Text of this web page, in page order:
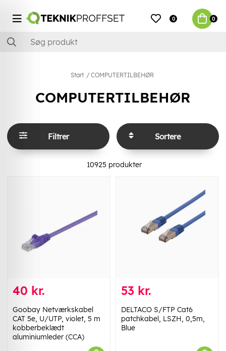
0 0
Start COMPUTERTILBEHØR
COMPUTERTILBEHØR
Filtrer Sortere
10925 produkter
40 kr.
Goobay Netværkskabel
CAT 5e, U/UTP, violet, 5 m
kobberbeklædt
aluminiumleder (CCA)
53 kr.
DELTACO S/FTP Cat6
patchkabel, LSZH, 0,5m,
Blue